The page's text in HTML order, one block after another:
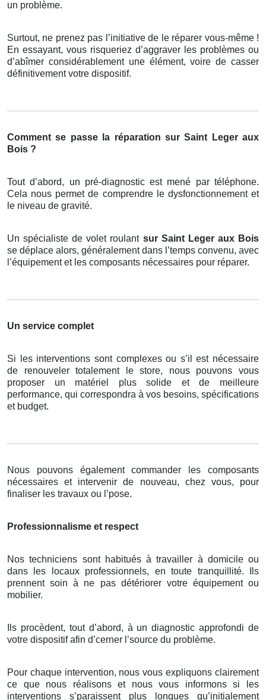
un problème.
Surtout, ne prenez pas l’initiative de le réparer vous-même !
En essayant, vous risqueriez d’aggraver les problèmes ou
d’abîmer considérablement une élément, voire de casser
définitivement votre dispositif.
Comment se passe la réparation sur Saint Leger aux
Bois ?
Tout d’abord, un pré-diagnostic est mené par téléphone.
Cela nous permet de comprendre le dysfonctionnement et
le niveau de gravité.
Un spécialiste de volet roulant sur Saint Leger aux Bois
se déplace alors, généralement dans l’temps convenu, avec
l’équipement et les composants nécessaires pour réparer.
Un service complet
Si les interventions sont complexes ou s’il est nécessaire
de renouveler totalement le store, nous pouvons vous
proposer un matériel plus solide et de meilleure
performance, qui correspondra à vos besoins, spécifications
et budget.
Nous pouvons également commander les composants
nécessaires et intervenir de nouveau, chez vous, pour
finaliser les travaux ou l’pose.
Professionnalisme et respect
Nos techniciens sont habitués à travailler à domicile ou
dans les locaux professionnels, en toute tranquillité. Ils
prennent soin à ne pas détériorer votre équipement ou
mobilier.
Ils procèdent, tout d’abord, à un diagnostic approfondi de
votre dispositif afin d’cerner l’source du problème.
Pour chaque intervention, nous vous expliquons clairement
ce que nous réalisons et nous vous informons si les
interventions s’paraissent plus longues qu’initialement